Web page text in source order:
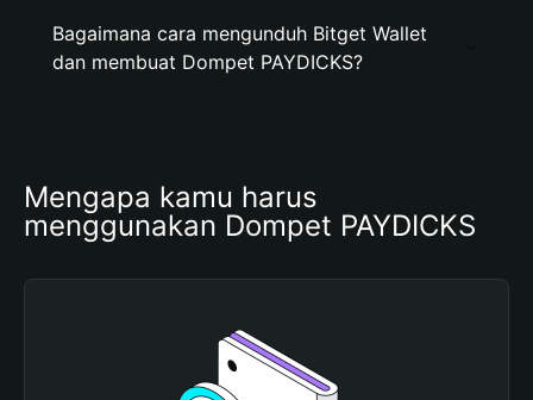
Bagaimana cara mengunduh Bitget Wallet
dan membuat Dompet PAYDICKS?
Mengapa kamu harus
menggunakan Dompet PAYDICKS